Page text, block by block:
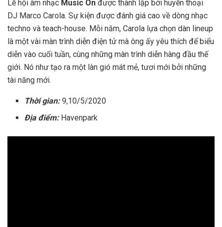
Lễ hội âm nhạc Music On được thành lập bởi huyền thoại
DJ Marco Carola. Sự kiện được đánh giá cao về dòng nhạc
techno và teach-house. Mỗi năm, Carola lựa chọn dàn lineup
là một vài màn trình diễn điện tử mà ông ấy yêu thích để biểu
diễn vào cuối tuần, cùng những màn trình diễn hàng đầu thế
giới. Nó như tạo ra một làn gió mát mẻ, tươi mới bởi những
tài năng mới.
Thời gian:9,10/5/2020
Địa điểm:Havenpark